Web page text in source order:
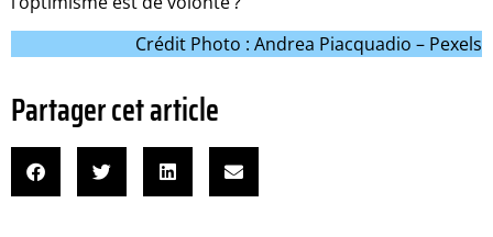
Crédit Photo : Andrea Piacquadio – Pexels
Partager cet article